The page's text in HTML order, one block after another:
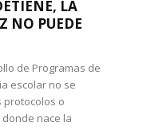
LA
NO PUEDE
de Programas de
escolar no se
protocolos o
nace la